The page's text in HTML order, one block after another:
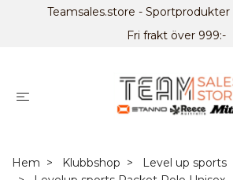
Teamsales.store -
Fri frakt över 999:-
Hem Klubbshop
Level up sports